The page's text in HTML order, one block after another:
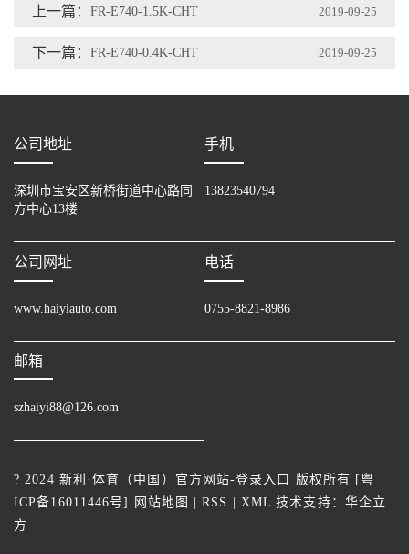
上一篇： FR-E740-1.5K-CHT 2019-09-25
下一篇： FR-E740-0.4K-CHT 2019-09-25
公司地址
深圳市宝安区新桥街道中心路同
方中心13楼
手机
13823540794
公司网址
www.haiyiauto.com
电话
0755-8821-8986
邮箱
szhaiyi88@126.com
? 2024 新利·体育（中国）官方网站-登录入口 版权所有 [粤
ICP备16011446号] 网站地图 |RSS XML 技术支持： 华企立
方